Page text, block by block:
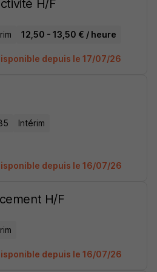
H/F
12,50 - 13,50 € / heure
depuis le 17/07/26
Intérim
depuis le 16/07/26
H/F
depuis le 16/07/26